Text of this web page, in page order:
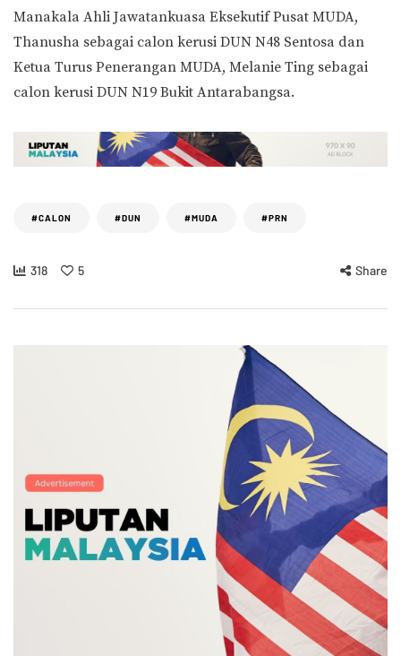
Manakala Ahli Jawatankuasa Eksekutif Pusat MUDA,
Thanusha sebagai calon kerusi DUN N48 Sentosa dan
Ketua Turus Penerangan MUDA, Melanie Ting sebagai
calon kerusi DUN N19 Bukit Antarabangsa.
#CALON #DUN #MUDA #PRN
318 5 Share